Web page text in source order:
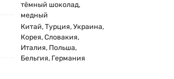
тёмный шоколад,
медный
Китай, Турция, Украина,
Корея, Словакия,
Италия, Польша,
Бельгия, Германия